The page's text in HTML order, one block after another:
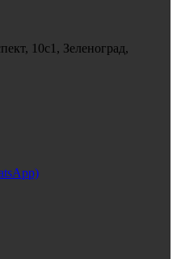
10с1, Зеленоград,